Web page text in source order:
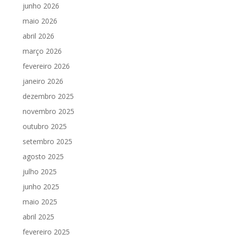
junho 2026
maio 2026
abril 2026
março 2026
fevereiro 2026
janeiro 2026
dezembro 2025
novembro 2025
outubro 2025
setembro 2025
agosto 2025
julho 2025
junho 2025
maio 2025
abril 2025
fevereiro 2025